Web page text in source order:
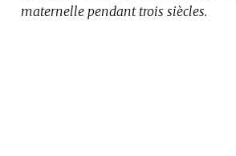
maternelle pendant trois siècles.